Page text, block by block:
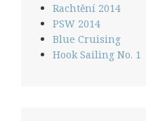
Rachtění 2014
PSW 2014
Blue Cruising
Hook Sailing No. 1